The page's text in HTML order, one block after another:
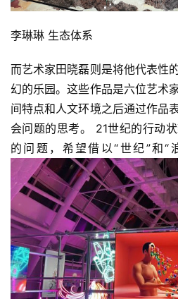
李琳琳 生态体系
而艺术家田晓磊则是将他代表性
幻的乐园。这些作品是六位艺术
间特点和人文环境之后通过作品
会问题的思考。 21世纪的行动
的问题，希望借以“世纪”和“